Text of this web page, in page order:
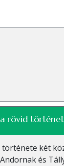
rövid
története két
és